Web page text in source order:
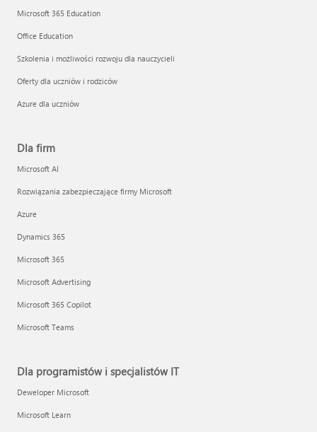
Microsoft 365 Education
Office Education
Szkolenia i możliwości rozwoju dla nauczycieli
Oferty dla uczniów i rodziców
Azure dla uczniów
Dla firm
Microsoft AI
Rozwiązania zabezpieczające firmy Microsoft
Azure
Dynamics 365
Microsoft 365
Microsoft Advertising
Microsoft 365 Copilot
Microsoft Teams
Dla programistów i specjalistów IT
Deweloper Microsoft
Microsoft Learn